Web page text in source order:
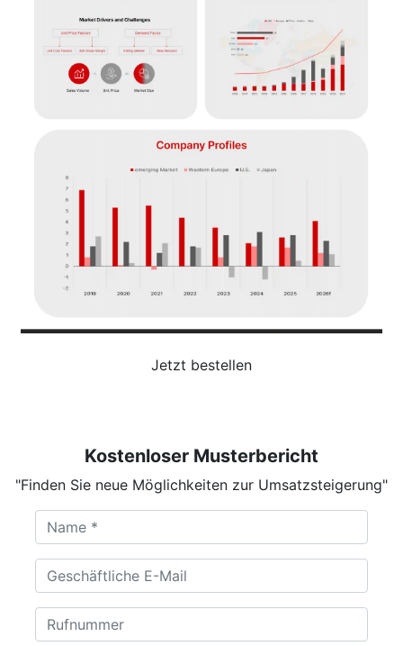
Jetzt bestellen
Kostenloser Musterbericht
"Finden Sie neue Möglichkeiten zur Umsatzsteigerung"